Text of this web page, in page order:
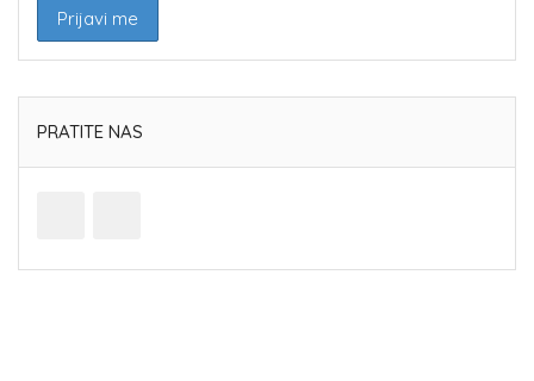
PRATITE NAS